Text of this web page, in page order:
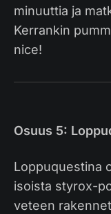
minuuttia ja
Kerrankin
nice!
Osuus 5:
Loppuquestina
isoista styrox-
veteen